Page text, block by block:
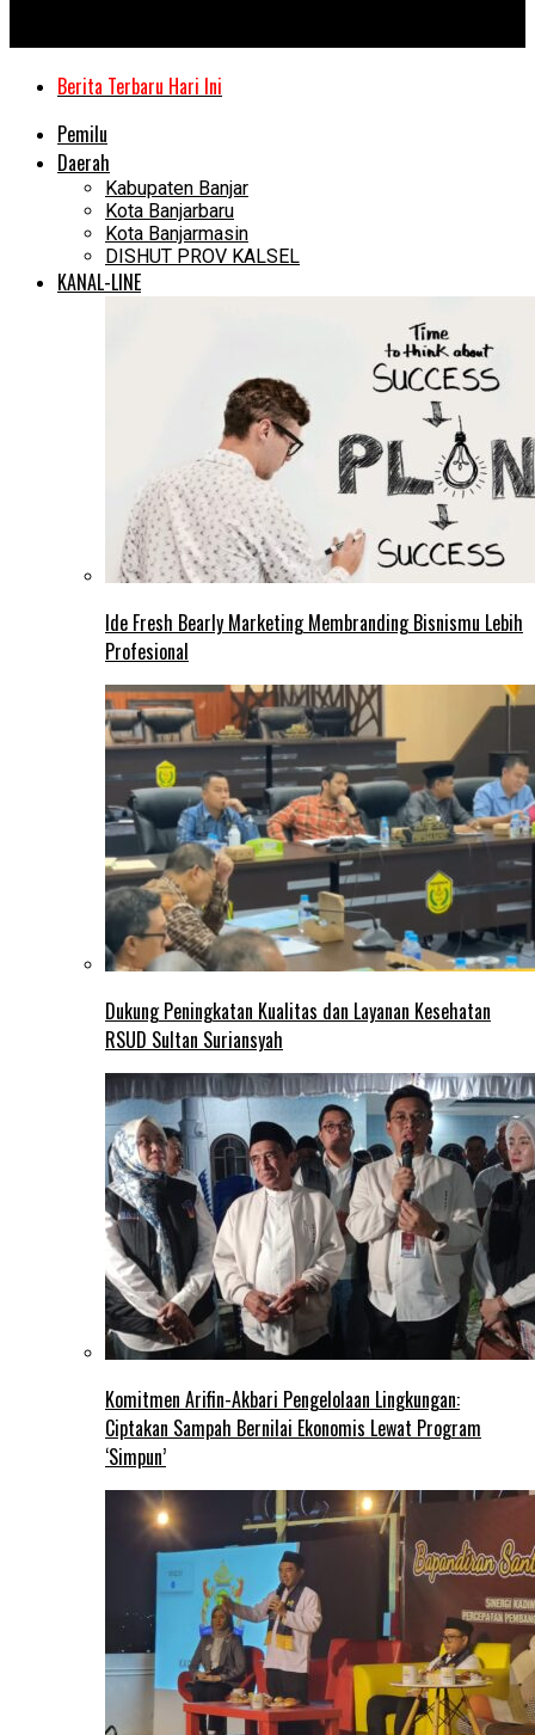
Berita Terbaru Hari Ini
Pemilu
Daerah
Kabupaten Banjar
Kota Banjarbaru
Kota Banjarmasin
DISHUT PROV KALSEL
KANAL-LINE
Ide Fresh Bearly Marketing Membranding Bisnismu Lebih
Profesional
Dukung Peningkatan Kualitas dan Layanan Kesehatan
RSUD Sultan Suriansyah
Komitmen Arifin-Akbari Pengelolaan Lingkungan:
Ciptakan Sampah Bernilai Ekonomis Lewat Program
‘Simpun’